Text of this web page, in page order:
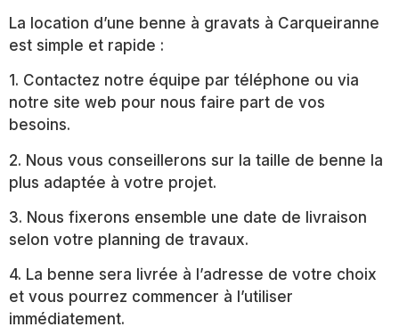
La location d’une benne à gravats à Carqueiranne
est simple et rapide :
1. Contactez notre équipe par téléphone ou via
notre site web pour nous faire part de vos
besoins.
2. Nous vous conseillerons sur la taille de benne la
plus adaptée à votre projet.
3. Nous fixerons ensemble une date de livraison
selon votre planning de travaux.
4. La benne sera livrée à l’adresse de votre choix
et vous pourrez commencer à l’utiliser
immédiatement.